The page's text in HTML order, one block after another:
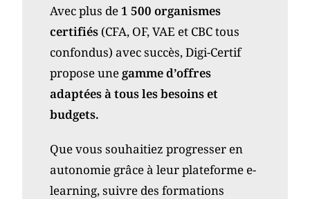
Avec plus de 1 500 organismes
certifiés (CFA, OF, VAE et CBC tous
confondus)avec succès, Digi-Certif
propose une gamme d’offres
adaptées à tous les besoins et
budgets.
Que vous souhaitiez progresser en
autonomie grâce à leur plateforme e-
learning, suivre des formations